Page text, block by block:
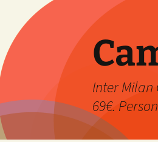
Inter Milan
69€.